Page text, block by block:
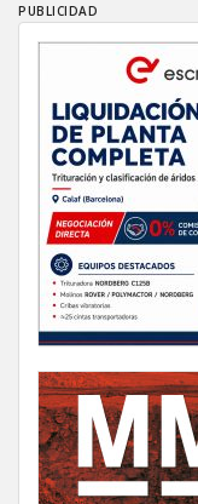
PUBLICIDAD